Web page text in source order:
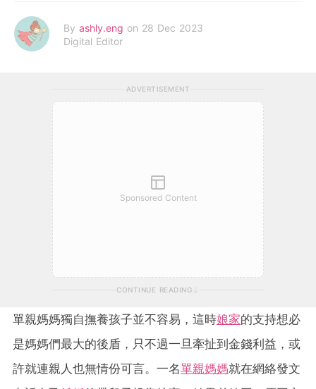
By ashly.eng on 28 Dec 2023
Digital Editor
ADVERTISEMENT
Sponsored Content
CONTINUE READING
單親媽媽獨自撫養孩子並不容易，這時娘家的支持想必
是媽媽們最大的後盾，只不過一旦牽扯到金錢利益，或
許就連親人也無情份可言。一名單親媽媽就在網絡發文